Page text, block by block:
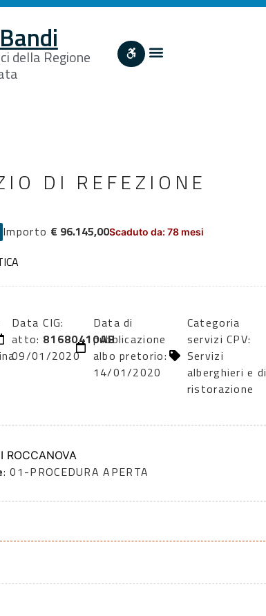
della Regione
DI REFEZIONE
Importo € 96.145,00Scaduto da: 78 mesi
Data
atto:
09/01/2020
CIG:
81680410AB
Data di
pubblicazione
albo pretorio:
14/01/2020
Categoria
servizi CPV:
Servizi
alberghieri e di
ristorazione
ROCCANOVA
: 01-PROCEDURA APERTA